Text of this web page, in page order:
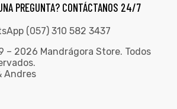
PREGUNTA? CONTÁCTANOS 24/7
(057) 310 582 3437
– 2026 Mandrágora Store. Todos
Andres